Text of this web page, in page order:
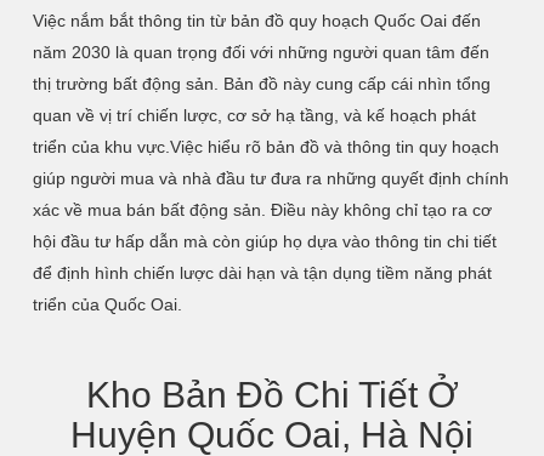
Việc nắm bắt thông tin từ bản đồ quy hoạch Quốc Oai đến
năm 2030 là quan trọng đối với những người quan tâm đến
thị trường bất động sản. Bản đồ này cung cấp cái nhìn tổng
quan về vị trí chiến lược, cơ sở hạ tầng, và kế hoạch phát
triển của khu vực.Việc hiểu rõ bản đồ và thông tin quy hoạch
giúp người mua và nhà đầu tư đưa ra những quyết định chính
xác về mua bán bất động sản. Điều này không chỉ tạo ra cơ
hội đầu tư hấp dẫn mà còn giúp họ dựa vào thông tin chi tiết
để định hình chiến lược dài hạn và tận dụng tiềm năng phát
triển của Quốc Oai.
Kho Bản Đồ Chi Tiết Ở
Huyện Quốc Oai, Hà Nội